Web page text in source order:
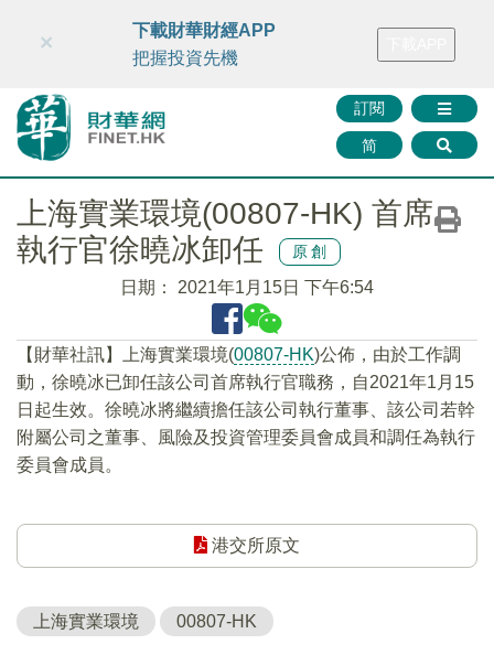
財華智庫網 FINTV FINMETA 財華證券 媒體矩陣
訂閱
简
×
下載財華財經APP
把握投資先機
上海實業環境(00807-HK) 首席
執行官徐曉冰卸任
原創
日期： 2021年1月15日 下午6:54
【財華社訊】上海實業環境(00807-HK)公佈，由於工作調
動，徐曉冰已卸任該公司首席執行官職務，自2021年1月15
日起生效。徐曉冰將繼續擔任該公司執行董事、該公司若幹
附屬公司之董事、風險及投資管理委員會成員和調任為執行
委員會成員。
港交所原文
上海實業環境 00807-HK